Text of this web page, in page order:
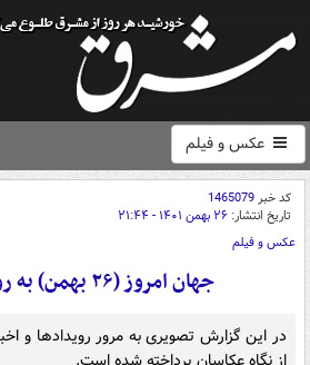
عکس و فیلم
کد خبر1465079
تاریخ انتشار: ۲۶ بهمن ۱۴۰۱ - ۲۱:۴۴
عکس و فیلم
جهان امروز (۲۶ بهمن) به روایت تصویر